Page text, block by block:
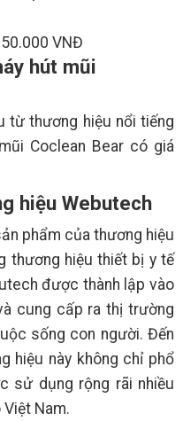
VNĐ
hút mũi
từ thương hiệu nổi tiếng
Coclean Bear có giá
hiệu Webutech
phẩm của thương hiệu
thương hiệu thiết bị y tế
được thành lập vào
cung cấp ra thị trường
sống con người. Đến
hiệu này không chỉ phổ
sử dụng rộng rãi nhiều
Nam.